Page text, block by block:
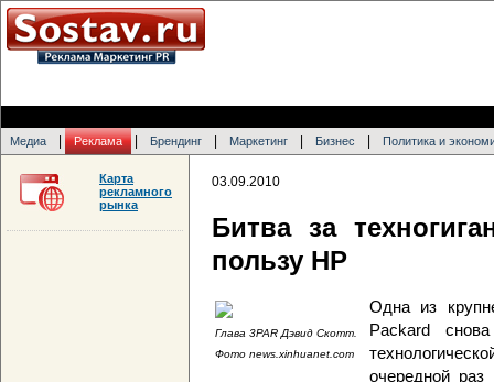
Медиа Реклама Брендинг Маркетинг Бизнес Политика и
03.09.2010
Битва за
пользу HP
Глава 3PAR Дэвид Скотт.
Фото news.xinhuanet.com
Одна из
Packard
очередной
Карта
рекламного
рынка